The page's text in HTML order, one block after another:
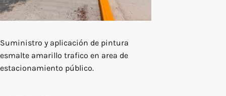
Suministro y aplicación de pintura
esmalte amarillo trafico en area de
estacionamiento público.